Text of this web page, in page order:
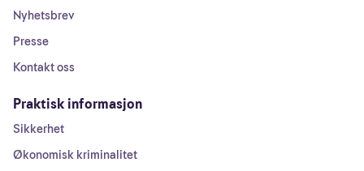
Nyhetsbrev
Presse
Kontakt oss
Praktisk informasjon
Sikkerhet
Økonomisk kriminalitet